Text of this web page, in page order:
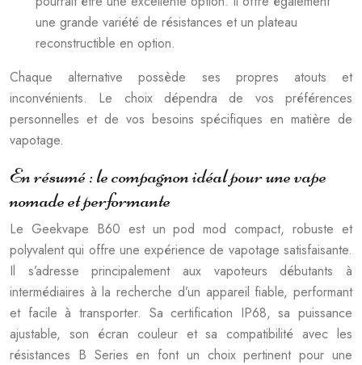
une grande variété de résistances et un plateau
reconstructible en option.
Chaque alternative possède ses propres atouts et
inconvénients. Le choix dépendra de vos préférences
personnelles et de vos besoins spécifiques en matière de
vapotage.
En résumé : le compagnon idéal pour une vape
nomade et performante
Le Geekvape B60 est un pod mod compact, robuste et
polyvalent qui offre une expérience de vapotage satisfaisante.
Il s’adresse principalement aux vapoteurs débutants à
intermédiaires à la recherche d’un appareil fiable, performant
et facile à transporter. Sa certification IP68, sa puissance
ajustable, son écran couleur et sa compatibilité avec les
résistances B Series en font un choix pertinent pour une